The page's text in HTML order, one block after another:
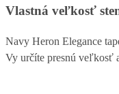
Vlastná veľkosť
Navy Heron Elegance
Vy určíte presnú veľkosť